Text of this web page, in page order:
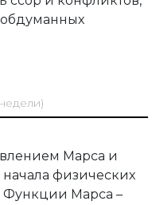
Марса и
физических
Функции Марса –